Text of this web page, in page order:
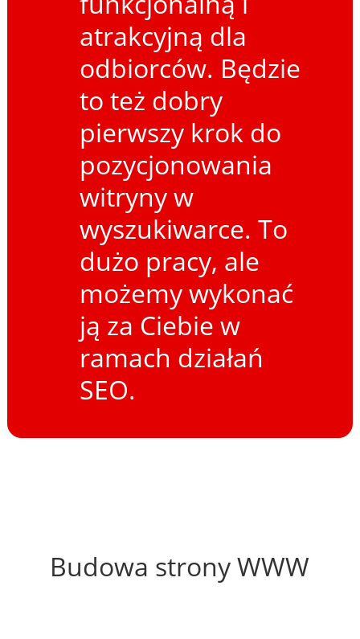
atrakcyjną dla
odbiorców. Będzie
to też dobry
pierwszy krok do
pozycjonowania
witryny w
wyszukiwarce. To
dużo pracy, ale
możemy wykonać
ją za Ciebie w
ramach działań
SEO.
Budowa strony WWW